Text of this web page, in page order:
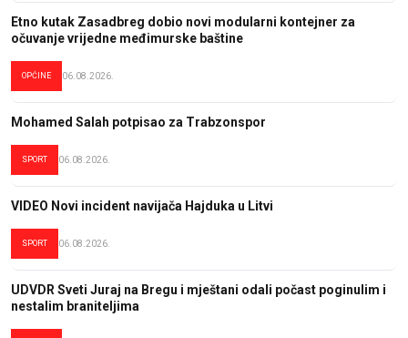
Etno kutak Zasadbreg dobio novi modularni kontejner za
očuvanje vrijedne međimurske baštine
OPĆINE 06.08.2026.
Mohamed Salah potpisao za Trabzonspor
SPORT 06.08.2026.
VIDEO Novi incident navijača Hajduka u Litvi
SPORT 06.08.2026.
UDVDR Sveti Juraj na Bregu i mještani odali počast poginulim i
nestalim braniteljima